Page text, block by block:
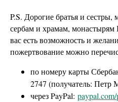
P.S. Дорогие братья и
сербам и храмам,
вас есть возможность и
пожертвование можно
по номеру карты
2747 (получатель:
через PayPal: